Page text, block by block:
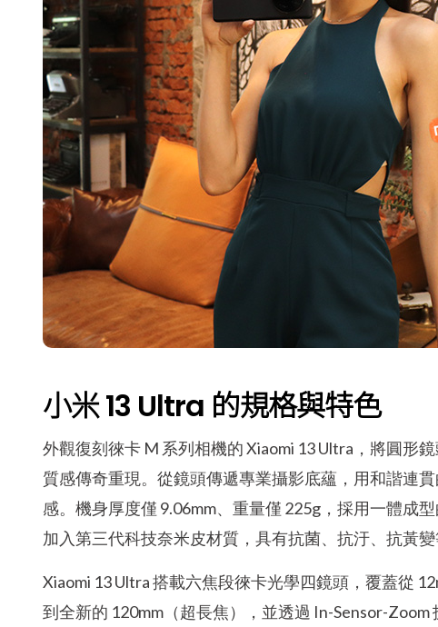
小米 13 Ultra 的規格與特色
外觀復刻徠卡 M 系列相機的 Xiaomi 13 Ultra，將圓形
質感傳奇重現。從鏡頭傳遞專業攝影底蘊，用和諧連
感。機身厚度僅 9.06mm、重量僅 225g，採用一體成
加入第三代科技奈米皮材質，具有抗菌、抗汙、抗黃變
Xiaomi 13 Ultra 搭載六焦段徠卡光學四鏡頭，覆蓋從
到全新的 120mm（超長焦），並透過 In-Sensor-